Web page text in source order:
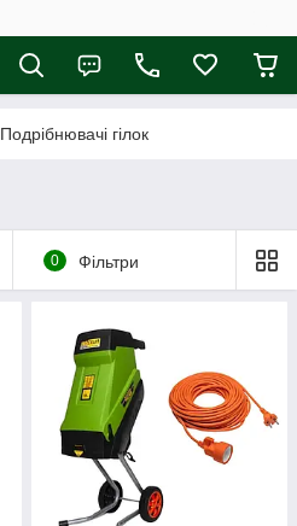
Подрібнювачі гілок
0 Фільтри